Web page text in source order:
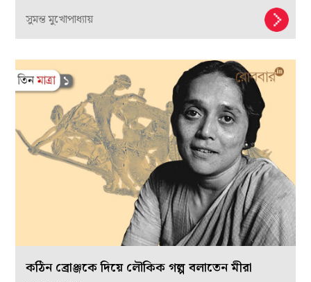
সুমন্ত মুখোপাধ্যায়
কঠিন ব্রোঞ্জকে দিয়ে লৌকিক গল্প বলাতেন মীরা